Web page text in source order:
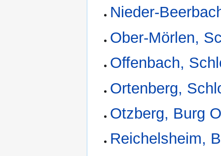
Nieder-
Ober-Mörlen,
Offenbach,
Ortenberg,
Otzberg, Burg
Reichelsheim,